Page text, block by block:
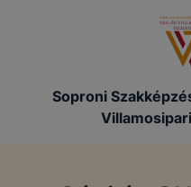
Soproni